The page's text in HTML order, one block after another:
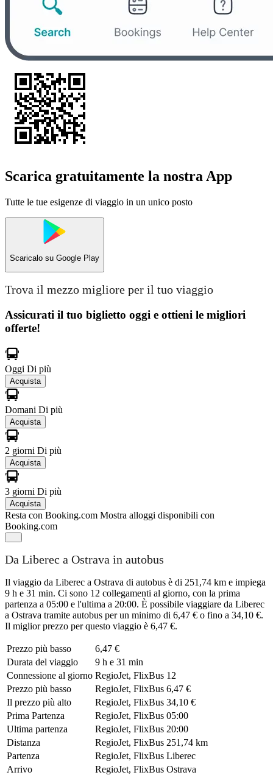
Scarica gratuitamente la nostra App
Tutte le tue esigenze di viaggio in un unico posto
Scaricalo su Google Play
Trova il mezzo migliore per il tuo viaggio
Assicurati il ​​tuo biglietto oggi e ottieni le migliori
offerte!
Oggi Di più
Acquista
Domani Di più
Acquista
2 giorni Di più
Acquista
3 giorni Di più
Acquista
Resta con Booking.com Mostra alloggi disponibili con
Booking.com
Da Liberec a Ostrava in autobus
Il viaggio da Liberec a Ostrava di autobus è di 251,74 km e impiega
9 h e 31 min. Ci sono 12 collegamenti al giorno, con la prima
partenza a 05:00 e l'ultima a 20:00. È possibile viaggiare da Liberec
a Ostrava tramite autobus per un minimo di 6,47 € o fino a 34,10 €.
Il miglior prezzo per questo viaggio è 6,47 €.
Prezzo più basso
6,47 €
Durata del viaggio
9 h e 31 min
Connessione al giorno RegioJet, FlixBus 12
Prezzo più basso
RegioJet, FlixBus 6,47 €
Il prezzo più alto
RegioJet, FlixBus 34,10 €
Prima Partenza
RegioJet, FlixBus 05:00
Ultima partenza
RegioJet, FlixBus 20:00
Distanza
RegioJet, FlixBus 251,74 km
Partenza
RegioJet, FlixBus Liberec
Arrivo
RegioJet, FlixBus Ostrava